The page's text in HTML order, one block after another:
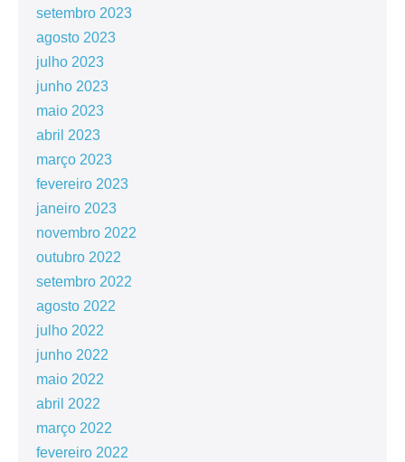
setembro 2023
agosto 2023
julho 2023
junho 2023
maio 2023
abril 2023
março 2023
fevereiro 2023
janeiro 2023
novembro 2022
outubro 2022
setembro 2022
agosto 2022
julho 2022
junho 2022
maio 2022
abril 2022
março 2022
fevereiro 2022